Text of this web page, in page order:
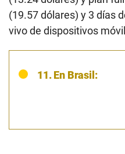
(19.57 dólares) y 3 días
vivo de dispositivos
11. En Brasil: